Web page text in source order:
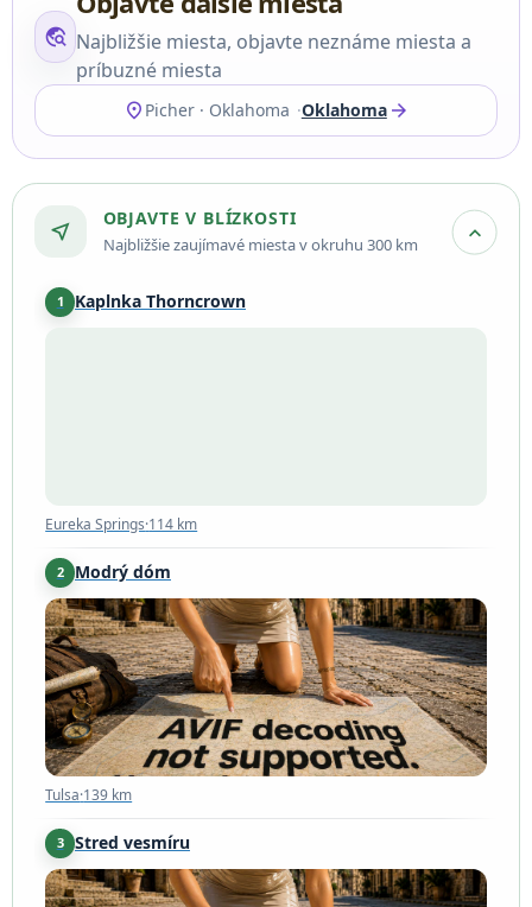
travel_explore Najbližšie miesta, objavte neznáme miesta a
príbuzné miesta
location_on Picher · Oklahoma Oklahoma arrow_forward
near_me
OBJAVTE V BLÍZKOSTI
Najbližšie zaujímavé miesta v okruhu 300 km expand_more
1 Kaplnka Thorncrown
Eureka Springs·114 km
2 Modrý dóm
Tulsa·139 km
Tulsa·139 km
3 Stred vesmíru
Tulsa·139 km